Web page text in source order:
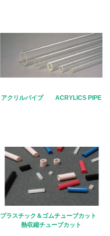
アクリルパイプ ACRYLICS PIPE
プラスチック＆ゴムチューブカット
熱収縮チューブカット